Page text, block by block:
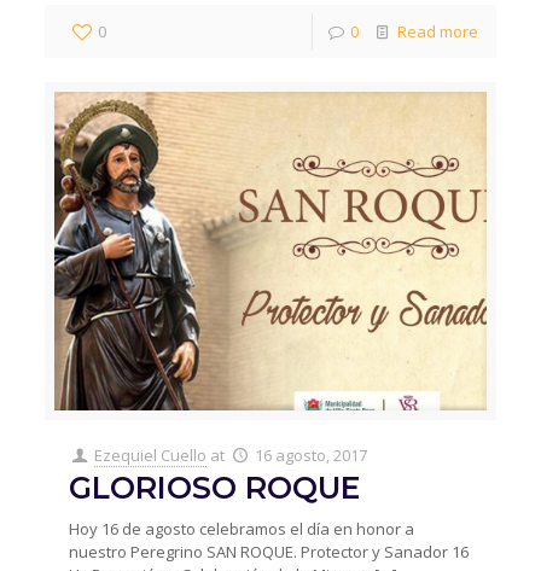
0 0 Read more
Ezequiel Cuello at 16 agosto, 2017
GLORIOSO ROQUE
Hoy 16 de agosto celebramos el día en honor a
nuestro Peregrino SAN ROQUE. Protector y Sanador 16